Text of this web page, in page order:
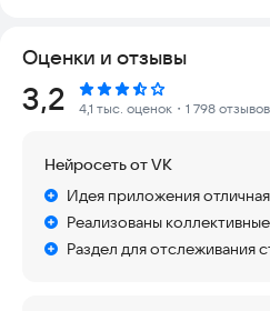
плохое освещение на улице
автобус едет не по расписанию
не получается записаться к врачу
не устраивает качество питания
Как сообщить о проблеме
Укажите точку на карте,
ситуацию
Обращение получат
Оценки и отзывы
Рейтинг:
3,2 4,1 тыс. оценок ・1 798 отзывов
Нейросеть от VK
Идея приложения отличная
Реализованы
Раздел для отслеживания